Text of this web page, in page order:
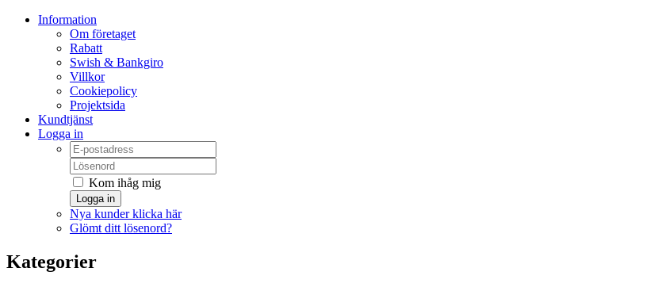
Information
Om företaget
Rabatt
Swish & Bankgiro
Villkor
Cookiepolicy
Projektsida
Kundtjänst
Logga in
Kom ihåg mig
Logga in
Nya kunder klicka här
Glömt ditt lösenord?
Kategorier